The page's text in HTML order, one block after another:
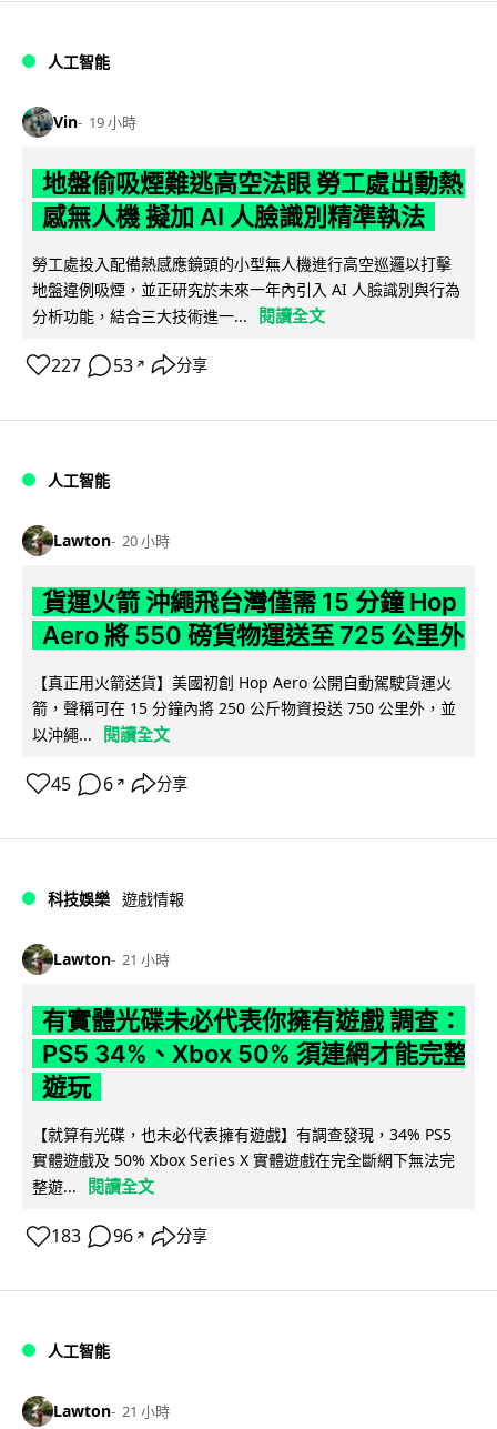
人工智能
Vin 19 小時
地盤偷吸煙難逃高空法眼 勞工處出動熱
感無人機 擬加 AI 人臉識別精準執法
勞工處投入配備熱感應鏡頭的小型無人機進行高空巡邏以打擊
地盤違例吸煙，並正研究於未來一年內引入 AI 人臉識別與行為
分析功能，結合三大技術進一...
閱讀全文
227 53 ↗ 分享
人工智能
Lawton 20 小時
貨運火箭 沖繩飛台灣僅需 15 分鐘 Hop
Aero 將 550 磅貨物運送至 725 公里外
【真正用火箭送貨】美國初創 Hop Aero 公開自動駕駛貨運火
箭，聲稱可在 15 分鐘內將 250 公斤物資投送 750 公里外，並
以沖繩...
閱讀全文
45 6 ↗ 分享
科技娛樂 遊戲情報
Lawton 21 小時
有實體光碟未必代表你擁有遊戲 調查：
PS5 34%、Xbox 50% 須連網才能完整
遊玩
【就算有光碟，也未必代表擁有遊戲】有調查發現，34% PS5
實體遊戲及 50% Xbox Series X 實體遊戲在完全斷網下無法完
整遊...
閱讀全文
183 96 ↗ 分享
人工智能
Lawton 21 小時